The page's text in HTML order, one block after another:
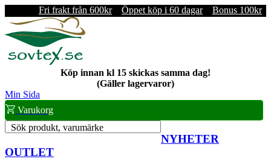
Fri frakt från 600kr Öppet köp i 60 dagar Bonus 100kr
Köp innan kl 15 skickas samma dag!
(Gäller lagervaror)
Min Sida
Varukorg
Sök produkt, varumärke
NYHETER
OUTLET